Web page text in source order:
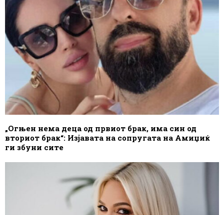
„Огњен нема деца од првиот брак, има син од
вториот брак“: Изјавата на сопругата на Амиџиќ
ги збуни сите